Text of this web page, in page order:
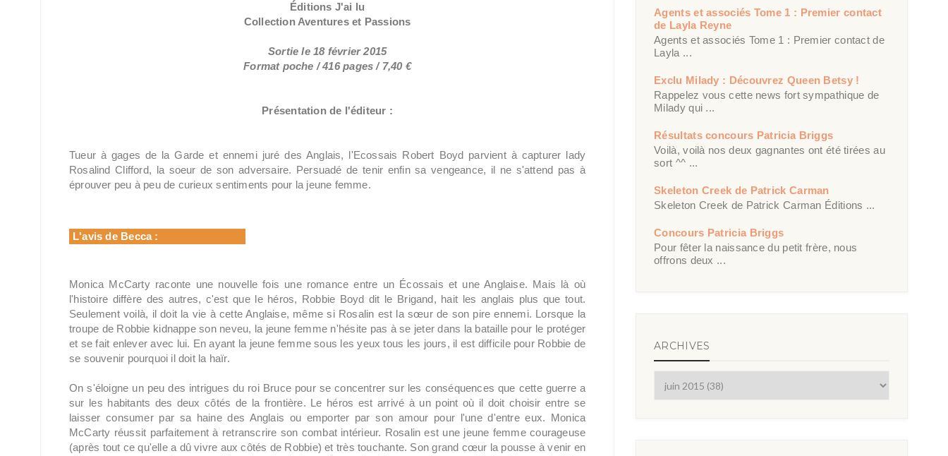
Éditions J'ai lu
Collection Aventures et Passions
Sortie le 18 février 2015
Format poche / 416 pages / 7,40 €
Présentation de l'éditeur :
Tueur à gages de la Garde et ennemi juré des Anglais, l'Ecossais Robert Boyd parvient à capturer lady
Rosalind Clifford, la soeur de son adversaire. Persuadé de tenir enfin sa vengeance, il ne s'attend pas à
éprouver peu à peu de curieux sentiments pour la jeune femme.
L'avis de Becca :
Monica McCarty raconte une nouvelle fois une romance entre un Écossais et une Anglaise. Mais là où
l'histoire diffère des autres, c'est que le héros, Robbie Boyd dit le Brigand, hait les anglais plus que tout.
Seulement voilà, il doit la vie à cette Anglaise, même si Rosalin est la sœur de son pire ennemi. Lorsque la
troupe de Robbie kidnappe son neveu, la jeune femme n'hésite pas à se jeter dans la bataille pour le protéger
et se fait enlever avec lui. En ayant la jeune femme sous les yeux tous les jours, il est difficile pour Robbie de
se souvenir pourquoi il doit la haïr.
On s'éloigne un peu des intrigues du roi Bruce pour se concentrer sur les conséquences que cette guerre a
sur les habitants des deux côtés de la frontière. Le héros est arrivé à un point où il doit choisir entre se
laisser consumer par sa haine des Anglais ou emporter par son amour pour l'une d'entre eux. Monica
McCarty réussit parfaitement à retranscrire son combat intérieur. Rosalin est une jeune femme courageuse
(après tout ce qu'elle a dû vivre aux côtés de Robbie) et très touchante. Son grand cœur la pousse à venir en
Agents et associés Tome 1 : Premier contact
de Layla Reyne
Agents et associés Tome 1 : Premier contact de
Layla ...
Exclu Milady : Découvrez Queen Betsy !
Rappelez vous cette news fort sympathique de
Milady qui ...
Résultats concours Patricia Briggs
Voilà, voilà nos deux gagnantes ont été tirées au
sort ^^ ...
Skeleton Creek de Patrick Carman
Skeleton Creek de Patrick Carman Éditions ...
Concours Patricia Briggs
Pour fêter la naissance du petit frère, nous
offrons deux ...
ARCHIVES